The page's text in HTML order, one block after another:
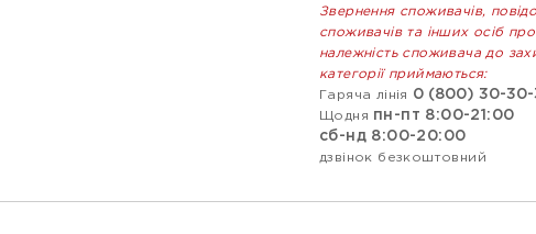
Звернення споживачів,
споживачів та інших осіб про
належність споживача до
категорії приймаються:
Гаряча лінія
0 (800) 30-30-
Щодня пн-пт 8:00-21:00
сб-нд 8:00-20:00
дзвінок безкоштовний